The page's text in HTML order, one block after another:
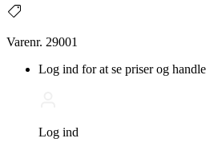
Varenr. 29001
Log ind for at se priser og handle
Log ind